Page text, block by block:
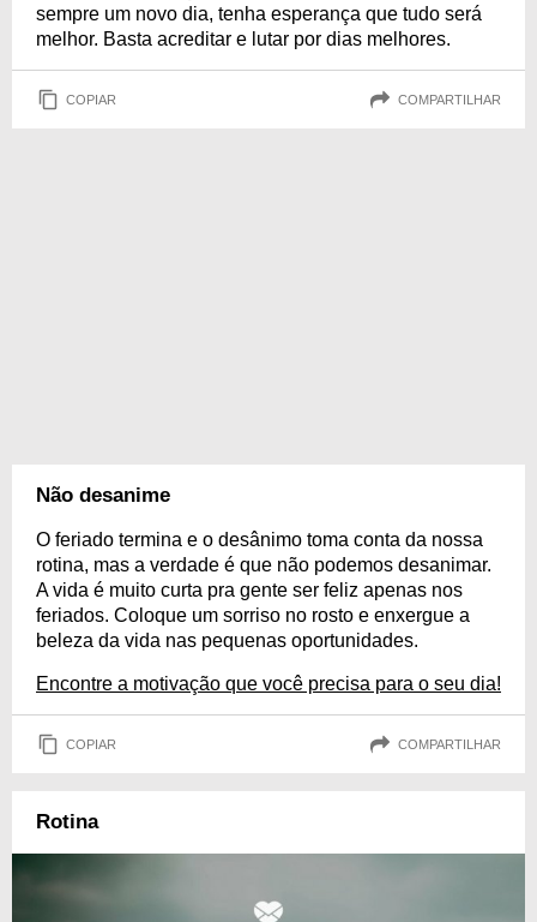
sempre um novo dia, tenha esperança que tudo será
melhor. Basta acreditar e lutar por dias melhores.
COPIAR COMPARTILHAR
Não desanime
O feriado termina e o desânimo toma conta da nossa
rotina, mas a verdade é que não podemos desanimar.
A vida é muito curta pra gente ser feliz apenas nos
feriados. Coloque um sorriso no rosto e enxergue a
beleza da vida nas pequenas oportunidades.
Encontre a motivação que você precisa para o seu dia!
COPIAR COMPARTILHAR
Rotina